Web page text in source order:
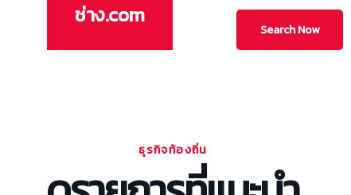
ช่าง.com
Search Now
ธุรกิจท้องถิ่น